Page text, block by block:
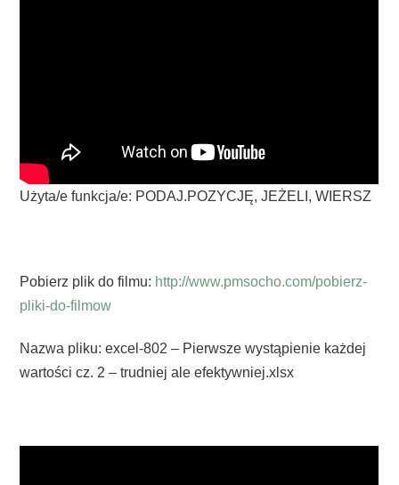
Użyta/e funkcja/e: PODAJ.POZYCJĘ, JEŻELI, WIERSZ
Pobierz plik do filmu: http://www.pmsocho.com/pobierz-
pliki-do-filmow
Nazwa pliku: excel-802 – Pierwsze wystąpienie każdej
wartości cz. 2 – trudniej ale efektywniej.xlsx